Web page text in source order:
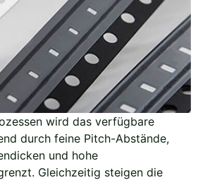
wird das verfügbare
durch feine Pitch-Abstände,
und hohe
Gleichzeitig steigen die